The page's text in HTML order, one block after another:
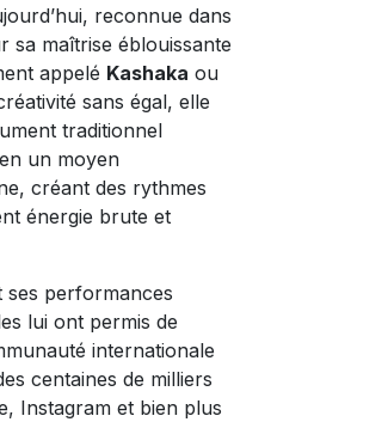
reconnue dans
sa maîtrise éblouissante
appelé Kashaka ou
sans égal, elle
traditionnel
en un moyen
créant des rythmes
énergie brute et
ses performances
lui ont permis de
internationale
centaines de milliers
Instagram et bien plus